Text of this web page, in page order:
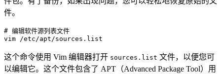
件。
# 编辑软件源列表文件
vim
这个命令使用 Vim 编辑器打开 sources.list 文件，以便您可
以编辑它。这个文件包含了 APT（Advanced Package Tool）用